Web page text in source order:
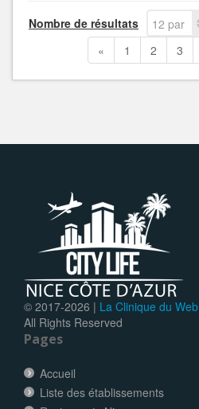
Nombre de résultats
12 par
page
« 1 2 3
© 2017-2026 | La Clinique du Web
All Rights Reserved
Pages
Accueil
Liste des établissements